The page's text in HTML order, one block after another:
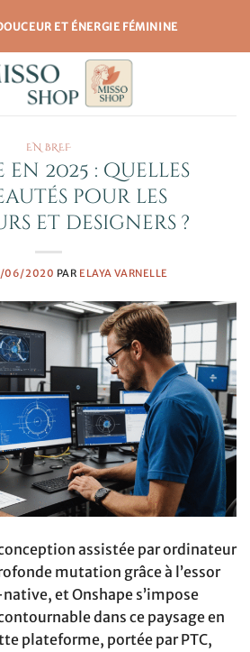
ET ÉNERGIE FÉMININE
EN BREF
en 2025 : quelles
pour les
et designers ?
06/2020 PAR ELAYA VARNELLE
assistée par ordinateur
mutation grâce à l’essor
et Onshape s’impose
dans ce paysage en
plateforme, portée par PTC,